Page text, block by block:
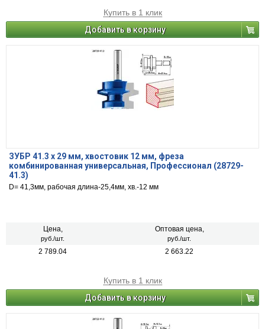
Купить в 1 клик
Добавить в корзину
ЗУБР 41.3 x 29 мм, хвостовик 12 мм, фреза
комбинированная универсальная, Профессионал (28729-
41.3)
D= 41,3мм, рабочая длина-25,4мм, хв.-12 мм
Цена,
руб./шт.
Оптовая цена,
руб./шт.
2 789.04 2 663.22
Купить в 1 клик
Добавить в корзину